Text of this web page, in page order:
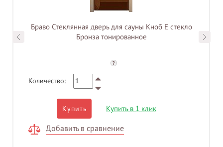
Браво Стеклянная дверь для сауны Кноб Е стекло
Бронза тонированное
?
Количество:
Купить Купить в 1 клик
Добавить в сравнение